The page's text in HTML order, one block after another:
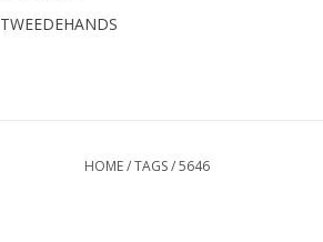
TWEEDEHANDS
HOME/TAGS/5646